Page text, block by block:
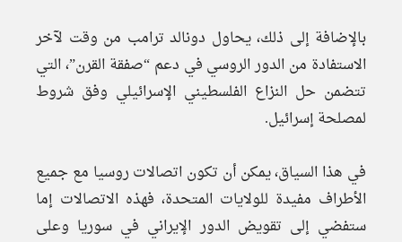
بالإضافة إلى ذلك، يحاول دونالد ترامب من وقت لآخر
الاستفادة من الدور الروسي في دعم “صفقة القرن”، التي
تتضمن حل النزاع الفلسطيني الإسرائيلي وفق شروط
لمصلحة إسرائيل.
في هذا السياق، يمكن أن تكون اتصالات روسيا مع جميع
الأطراف مفيدة للولايات المتحدة، فهذه الاتصالات إما
ستفضي إلى تقويض الدور الإيراني في سوريا وعلى